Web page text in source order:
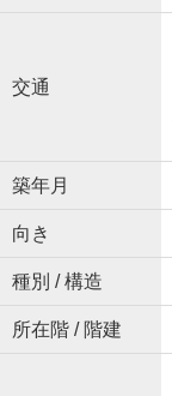
交通
築年月
向き
種別 / 構造
所在階 / 階建